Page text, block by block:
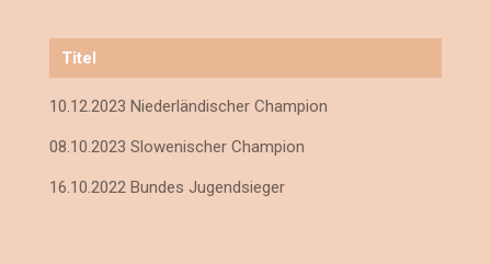
Titel
10.12.2023 Niederländischer Champion
08.10.2023 Slowenischer Champion
16.10.2022 Bundes Jugendsieger